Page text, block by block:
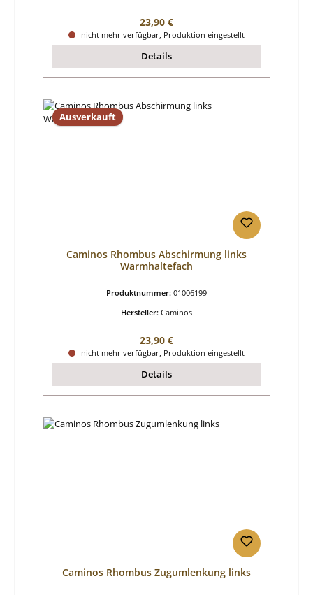
Regulärer Preis:
23,90 €
nicht mehr verfügbar, Produktion eingestellt
Details
Ausverkauft
Caminos Rhombus Abschirmung links
Warmhaltefach
Produktnummer: 01006199
Hersteller: Caminos
Regulärer Preis:
23,90 €
nicht mehr verfügbar, Produktion eingestellt
Details
Caminos Rhombus Zugumlenkung links